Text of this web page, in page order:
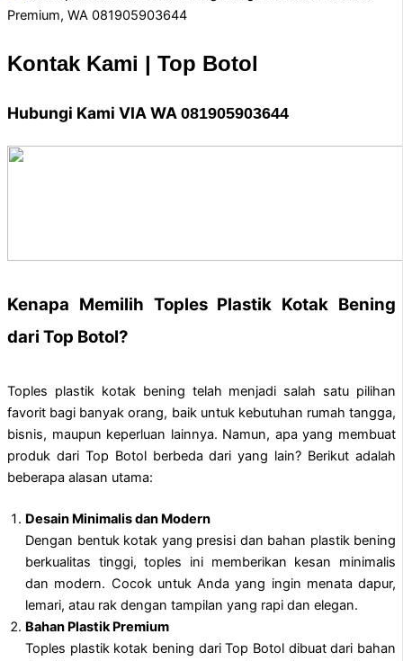
Kontak Kami | Top Botol
Hubungi Kami VIA WA 081905903644
Kenapa Memilih Toples Plastik Kotak Bening
dari Top Botol?
Toples plastik kotak bening telah menjadi salah satu pilihan
favorit bagi banyak orang, baik untuk kebutuhan rumah tangga,
bisnis, maupun keperluan lainnya. Namun, apa yang membuat
produk dari Top Botol berbeda dari yang lain? Berikut adalah
beberapa alasan utama:
Desain Minimalis dan Modern
Dengan bentuk kotak yang presisi dan bahan plastik bening
berkualitas tinggi, toples ini memberikan kesan minimalis
dan modern. Cocok untuk Anda yang ingin menata dapur,
lemari, atau rak dengan tampilan yang rapi dan elegan.
Bahan Plastik Premium
Toples plastik kotak bening dari Top Botol dibuat dari bahan